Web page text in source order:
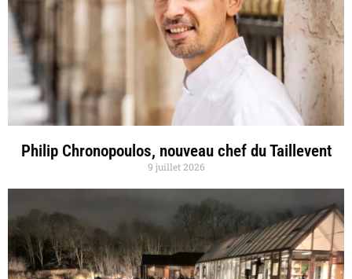
Philip Chronopoulos, nouveau chef du Taillevent
9 juillet 2026